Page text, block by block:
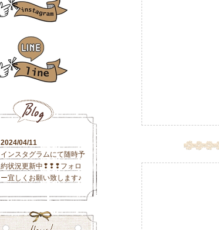
2024/04/11
インスタグラムにて随時予
約状況更新中❢❢❢フォロ
ー宜しくお願い致します♪